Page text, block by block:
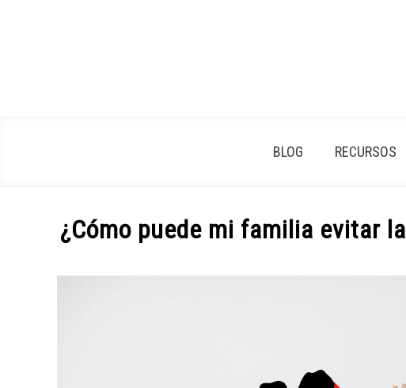
BLOG RECURSOS
¿Cómo puede mi familia evitar